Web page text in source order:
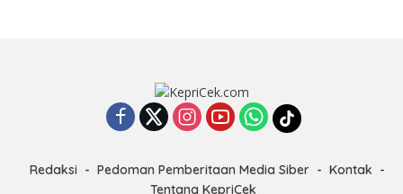
Redaksi Pedoman Pemberitaan Media Siber
Kontak
Tentang KepriCek